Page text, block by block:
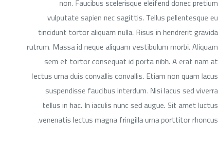
non. Faucibus scelerisque eleifend donec pretium
vulputate sapien nec sagittis. Tellus pellentesque eu
tincidunt tortor aliquam nulla. Risus in hendrerit gravida
rutrum. Massa id neque aliquam vestibulum morbi. Aliquam
sem et tortor consequat id porta nibh. A erat nam at
lectus urna duis convallis convallis. Etiam non quam lacus
suspendisse faucibus interdum. Nisi lacus sed viverra
tellus in hac. In iaculis nunc sed augue. Sit amet luctus
venenatis lectus magna fringilla urna porttitor rhoncus.